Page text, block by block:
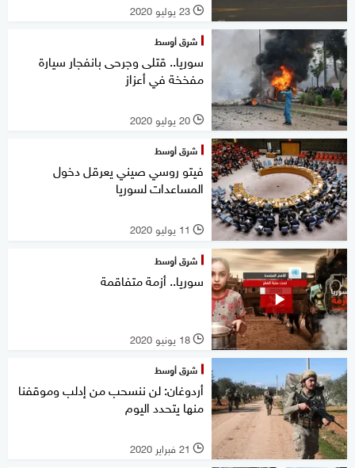
l 23 يوليو 2020
شرق أوسط
سوريا.. قتلى وجرحى بانفجار سيارة
مفخخة في أعزاز
l 20 يوليو 2020
شرق أوسط
فيتو روسي صيني يعرقل دخول
المساعدات لسوريا
l 11 يوليو 2020
شرق أوسط
سوريا.. أزمة متفاقمة
l 18 يونيو 2020
شرق أوسط
أردوغان: لن ننسحب من إدلب وموقفنا
منها يتحدد اليوم
l 21 فبراير 2020